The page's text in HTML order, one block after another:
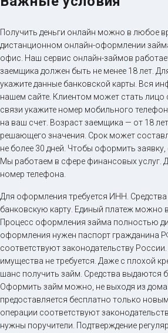
Получить деньги онлайн можно в любое
дистанционном онлайн-оформлении
офис. Наш сервис онлайн-займов
заемщика должен быть не менее 18 лет.
укажите данные банковской карты. Вся
нашем сайте. Клиентом может стать лицо
связи укажите номер мобильного
на ваш счет. Возраст заемщика — от 18
решающего значения. Срок может
не более 30 дней. Чтобы оформить заявку,
Мы работаем в сфере финансовых услуг.
номер телефона.
Для оформления требуется ИНН. Средства
банковскую карту. Единый платеж можно
Процесс оформления займа полностью
оформления нужен паспорт гражданина
соответствуют законодательству
имущества не требуется. Даже с плохой
шанс получить займ. Средства выдаются
Оформить займ можно, не выходя из
предоставляется бесплатно только
операции соответствуют
нужны поручители. Подтверждение